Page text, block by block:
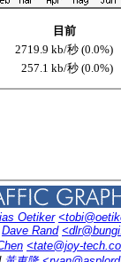
目前
2719.9 kb/秒 (0.0%)
257.1 kb/秒 (0.0%)
Oetiker
Dave Rand
<tate@joy-